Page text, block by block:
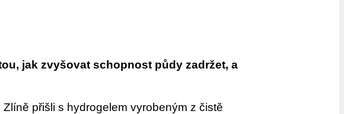
jak zvyšovat schopnost půdy zadržet, a
přišli s hydrogelem vyrobeným z čistě